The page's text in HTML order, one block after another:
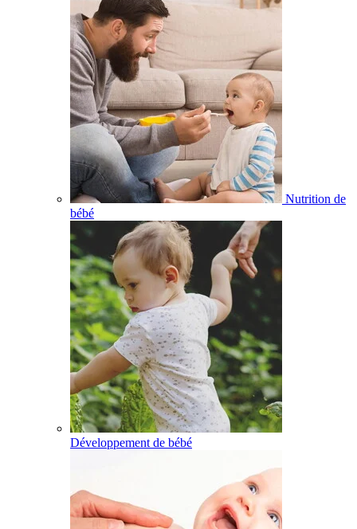
Nutrition de
bébé
Développement de bébé